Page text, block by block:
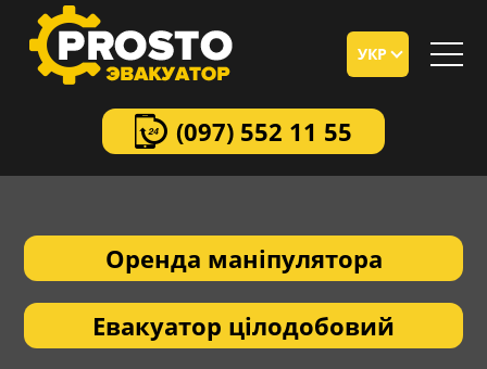
УКР
(097) 552 11 55
Оренда маніпулятора
Евакуатор цілодобовий